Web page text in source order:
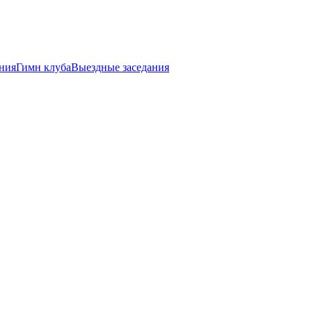
Гимн клубаВыездные заседания